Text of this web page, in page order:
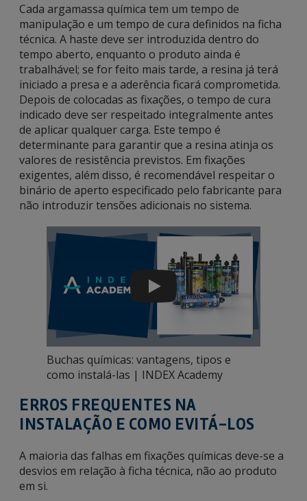
Cada argamassa química tem um tempo de
manipulação e um tempo de cura definidos na ficha
técnica. A haste deve ser introduzida dentro do
tempo aberto, enquanto o produto ainda é
trabalhável; se for feito mais tarde, a resina já terá
iniciado a presa e a aderência ficará comprometida.
Depois de colocadas as fixações, o tempo de cura
indicado deve ser respeitado integralmente antes
de aplicar qualquer carga. Este tempo é
determinante para garantir que a resina atinja os
valores de resistência previstos. Em fixações
exigentes, além disso, é recomendável respeitar o
binário de aperto especificado pelo fabricante para
não introduzir tensões adicionais no sistema.
Play
Buchas químicas: vantagens, tipos e
como instalá-las | INDEX Academy
ERROS FREQUENTES NA
INSTALAÇÃO E COMO EVITÁ-LOS
A maioria das falhas em fixações químicas deve-se a
desvios em relação à ficha técnica, não ao produto
em si.